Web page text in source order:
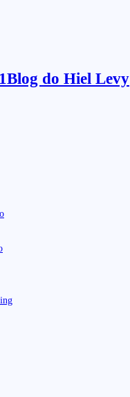
Blog do Hiel Levy